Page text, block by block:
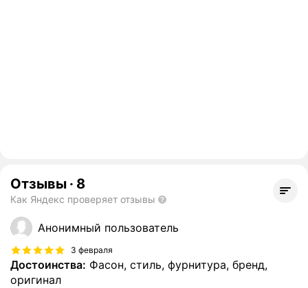
Отзывы · 8
Как Яндекс проверяет отзывы
Анонимный пользователь
3 февраля
Достоинства: Фасон, стиль, фурнитура, бренд,
оригинал